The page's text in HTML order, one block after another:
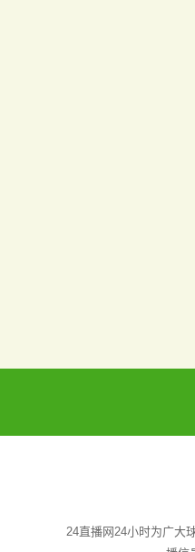
24直播网24小时为广大